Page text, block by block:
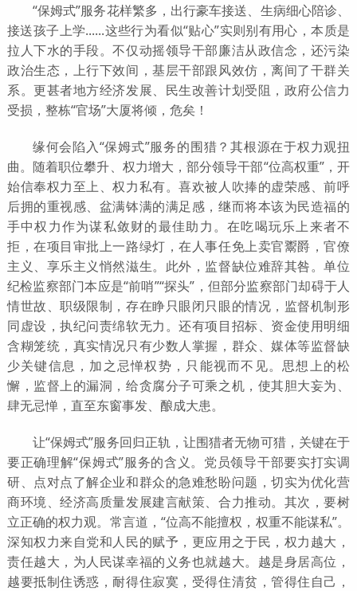
“保姆式”服务花样繁多，出行豪车接送、生病细心陪诊、
接送孩子上学......这些行为看似“贴心”实则别有用心，本质是
拉人下水的手段。不仅动摇领导干部廉洁从政信念，还污染
政治生态，上行下效间，基层干部跟风效仿，离间了干群关
系。更甚者地方经济发展、民生改善计划受阻，政府公信力
受损，整栋“官场”大厦将倾，危矣！
缘何会陷入“保姆式”服务的围猎？其根源在于权力观扭
曲。随着职位攀升、权力增大，部分领导干部“位高权重”，开
始信奉权力至上、权力私有。喜欢被人吹捧的虚荣感、前呼
后拥的重视感、盆满钵满的满足感，继而将本该为民造福的
手中权力作为谋私敛财的最佳助力。在吃喝玩乐上来者不
拒，在项目审批上一路绿灯，在人事任免上卖官鬻爵，官僚
主义、享乐主义悄然滋生。此外，监督缺位难辞其咎。单位
纪检监察部门本应是“前哨”“探头”，但部分监察部门却碍于人
情世故、职级限制，存在睁只眼闭只眼的情况，监督机制形
同虚设，执纪问责绵软无力。还有项目招标、资金使用明细
含糊笼统，真实情况只有少数人掌握，群众、媒体等监督缺
少关键信息，加之忌惮权势，只能视而不见。思想上的松
懈，监督上的漏洞，给贪腐分子可乘之机，使其胆大妄为、
肆无忌惮，直至东窗事发、酿成大患。
让“保姆式”服务回归正轨，让围猎者无物可猎，关键在于
要正确理解“保姆式”服务的含义。党员领导干部要实打实调
研、点对点了解企业和群众的急难愁盼问题，切实为优化营
商环境、经济高质量发展建言献策、合力推动。其次，要树
立正确的权力观。常言道，“位高不能擅权，权重不能谋私”。
深知权力来自党和人民的赋予，更应用之于民，权力越大，
责任越大，为人民谋幸福的义务也就越大。越是身居高位，
越要抵制住诱惑，耐得住寂寞，受得住清贫，管得住自己，